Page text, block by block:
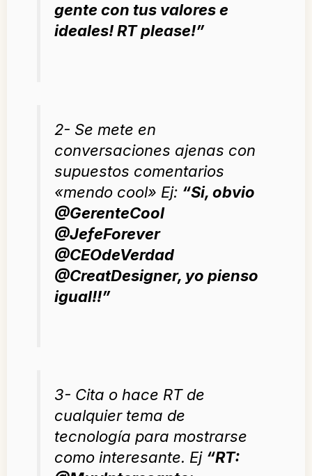
gente con tus valores e
ideales! RT please!”
2- Se mete en
conversaciones ajenas con
supuestos comentarios
«mendo cool» Ej: “Si, obvio
@GerenteCool
@JefeForever
@CEOdeVerdad
@CreatDesigner, yo pienso
igual!!”
3- Cita o hace RT de
cualquier tema de
tecnología para mostrarse
como interesante. Ej “RT: